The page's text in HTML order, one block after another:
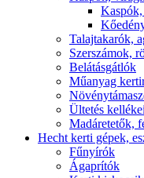
Talajtakarók,
Szerszámok,
Belátásgátlók
Műanyag
Ültetés
Madáretetők,
Hecht kerti gépek,
Fűnyírók
Ágaprítók